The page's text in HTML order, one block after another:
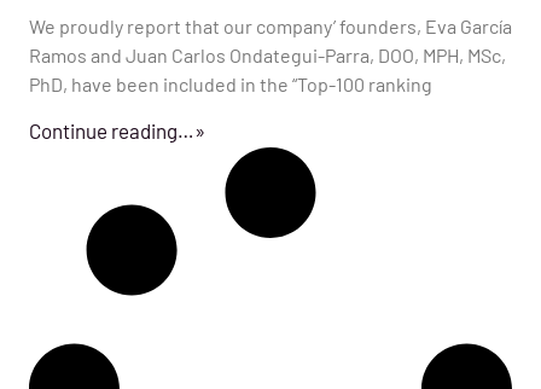
We proudly report that our company’ founders, Eva García
Ramos and Juan Carlos Ondategui-Parra, DOO, MPH, MSc,
PhD, have been included in the “Top-100 ranking
Continue reading…»